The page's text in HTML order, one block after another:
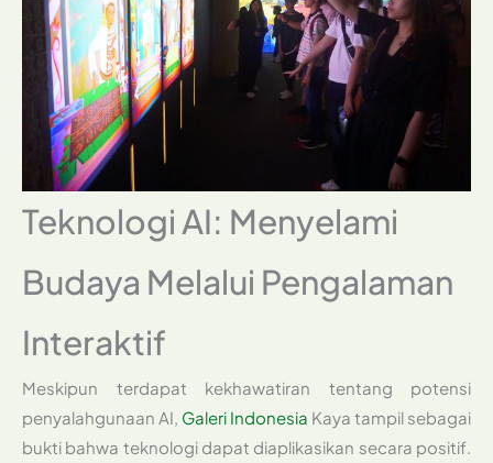
Teknologi AI: Menyelami
Budaya Melalui Pengalaman
Interaktif
Meskipun terdapat kekhawatiran tentang potensi
penyalahgunaan AI, Galeri Indonesia Kaya tampil sebagai
bukti bahwa teknologi dapat diaplikasikan secara positif.